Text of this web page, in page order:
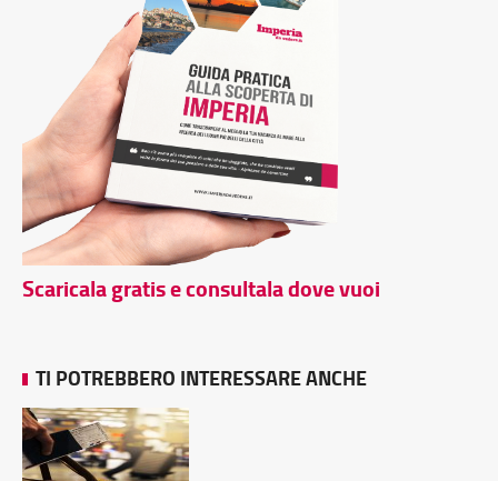
Scaricala gratis e consultala dove vuoi
TI POTREBBERO INTERESSARE ANCHE